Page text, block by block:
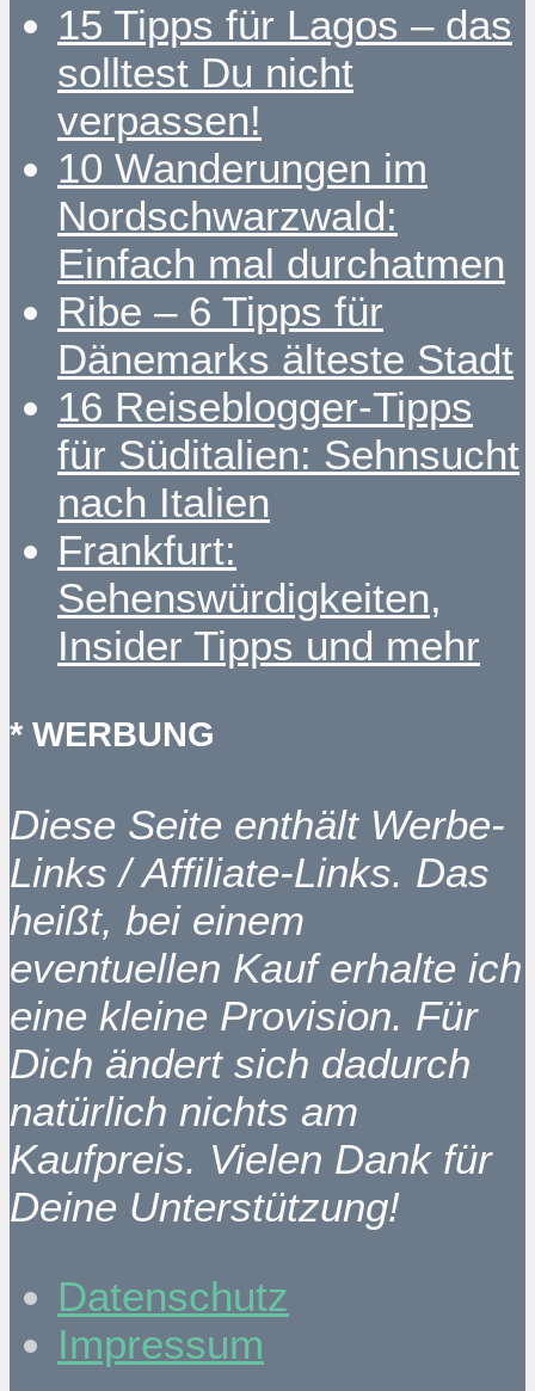
15 Tipps für Lagos – das
solltest Du nicht
verpassen!
10 Wanderungen im
Nordschwarzwald:
Einfach mal durchatmen
Ribe – 6 Tipps für
Dänemarks älteste Stadt
16 Reiseblogger-Tipps
für Süditalien: Sehnsucht
nach Italien
Frankfurt:
Sehenswürdigkeiten,
Insider Tipps und mehr
* WERBUNG
Diese Seite enthält Werbe-
Links / Affiliate-Links. Das
heißt, bei einem
eventuellen Kauf erhalte ich
eine kleine Provision. Für
Dich ändert sich dadurch
natürlich nichts am
Kaufpreis. Vielen Dank für
Deine Unterstützung!
Datenschutz
Impressum